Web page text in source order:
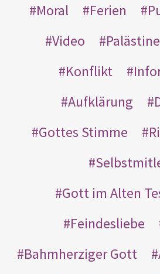
Moral
Ferien
Video
Konflikt
Aufklärung
Gottes Stimme
Gott im Alten
Feindesliebe
Bahmherziger Gott